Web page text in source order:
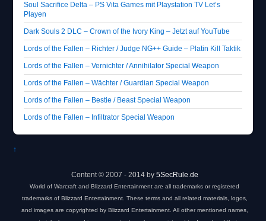
Soul Sacrifice Delta – PS Vita Games mit Playstation TV Let’s
Playen
Dark Souls 2 DLC – Crown of the Ivory King – Jetzt auf YouTube
Lords of the Fallen – Richter / Judge NG++ Guide – Platin Kill Taktik
Lords of the Fallen – Vernichter / Annihilator Special Weapon
Lords of the Fallen – Wächter / Guardian Special Weapon
Lords of the Fallen – Bestie / Beast Special Weapon
Lords of the Fallen – Infiltrator Special Weapon
↑
Content © 2007 - 2014 by 5SecRule.de
World of Warcraft and Blizzard Entertainment are all trademarks or registered
trademarks of Blizzard Entertainment. These terms and all related materials, logos,
and images are copyrighted by Blizzard Entertainment. All other mentioned names,